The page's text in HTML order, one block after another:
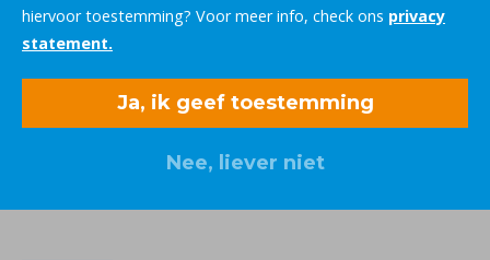
hiervoor toestemming? Voor meer info, check ons privacy
statement.
Ja, ik geef toestemming
Nee, liever niet